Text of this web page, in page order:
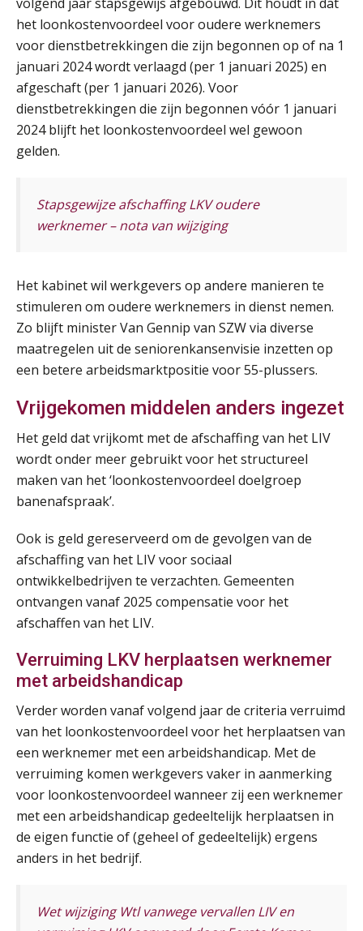
het loonkostenvoordeel voor oudere werknemers
voor dienstbetrekkingen die zijn begonnen op of na 1
januari 2024 wordt verlaagd (per 1 januari 2025) en
afgeschaft (per 1 januari 2026). Voor
dienstbetrekkingen die zijn begonnen vóór 1 januari
2024 blijft het loonkostenvoordeel wel gewoon
gelden.
Stapsgewijze afschaffing LKV oudere
werknemer – nota van wijziging
Het kabinet wil werkgevers op andere manieren te
stimuleren om oudere werknemers in dienst nemen.
Zo blijft minister Van Gennip van SZW via diverse
maatregelen uit de seniorenkansenvisie inzetten op
een betere arbeidsmarktpositie voor 55-plussers.
Vrijgekomen middelen anders ingezet
Het geld dat vrijkomt met de afschaffing van het LIV
wordt onder meer gebruikt voor het structureel
maken van het ‘loonkostenvoordeel doelgroep
banenafspraak’.
Ook is geld gereserveerd om de gevolgen van de
afschaffing van het LIV voor sociaal
ontwikkelbedrijven te verzachten. Gemeenten
ontvangen vanaf 2025 compensatie voor het
afschaffen van het LIV.
Verruiming LKV herplaatsen werknemer
met arbeidshandicap
Verder worden vanaf volgend jaar de criteria verruimd
van het loonkostenvoordeel voor het herplaatsen van
een werknemer met een arbeidshandicap. Met de
verruiming komen werkgevers vaker in aanmerking
voor loonkostenvoordeel wanneer zij een werknemer
met een arbeidshandicap gedeeltelijk herplaatsen in
de eigen functie of (geheel of gedeeltelijk) ergens
anders in het bedrijf.
Wet wijziging Wtl vanwege vervallen LIV en
25
AUG
Summercourse Werkkostenregeling
MOCuitgevers
25
AUG
MOCuitgevers
25
26
Opfriscursus PDL (NIRPA PE)
26
AUG
Summercourse Impact en invloed van AI op de salarisverwerking (basis)
MOCuitgevers
27
AUG
Summercourse Impact en invloed van AI op de salarisverwerking (verdieping)
MOCuitgevers
28
AUG
Online Vakopleiding Payroll Services (VPS)
MOCuitgevers
28
AUG
Opfriscursus VPS (NIRPA PE)
Markus Verbeek Praehep
31
AUG
Praktijkdiploma Loonadministratie (PDL®)
Markus Verbeek Praehep
01
SEP
Cursus Van salarisadministrateur naar beloningsadviseur (basis)
MOCuitgevers
03
MOCuitgevers
SEP
Online cursus Bedingen in de arbeidsovereenkomst
MOCuitgevers
SEP
Online Excel training voor de salarisadministrateur (verdieping)
MOCuitgevers